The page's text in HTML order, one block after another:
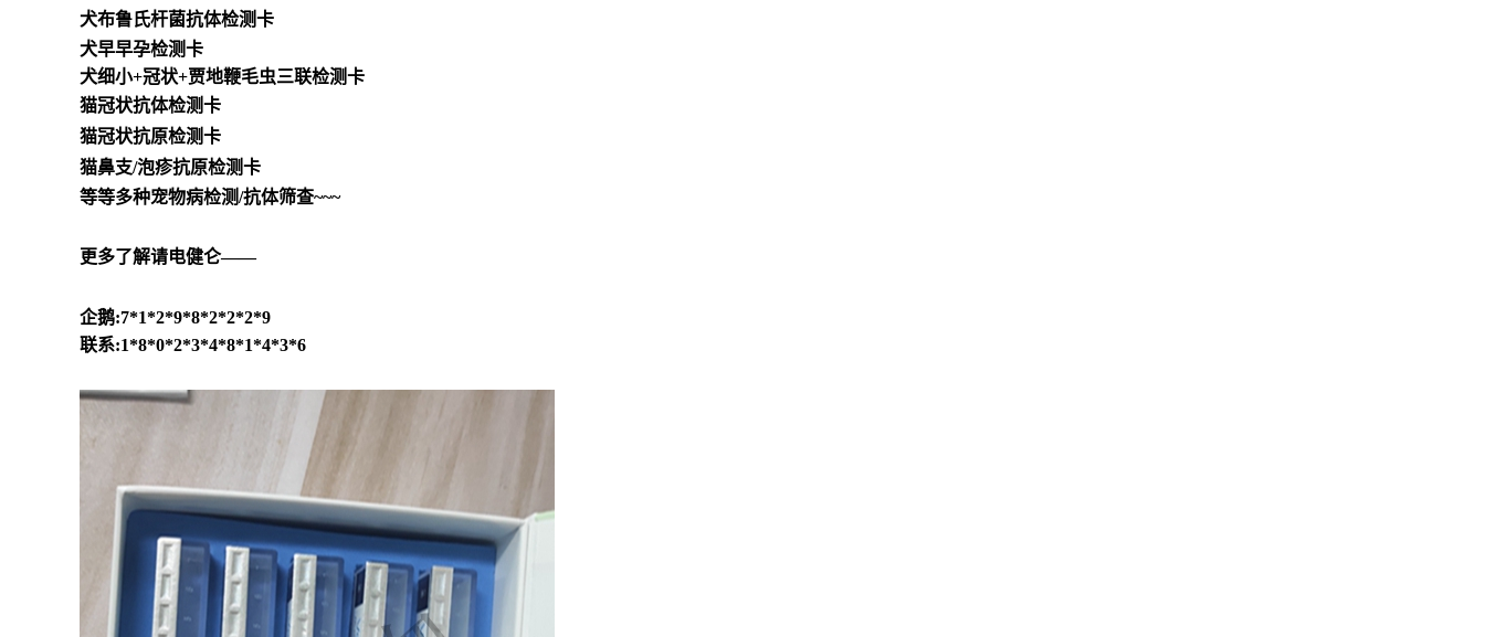
犬布鲁氏杆菌抗体检测卡
犬早早孕检测卡
犬细小+冠状+贾地鞭毛虫三联检测卡
猫冠状抗体检测卡
猫冠状抗原检测卡
猫鼻支/泡疹抗原检测卡
等等多种宠物病检测/抗体筛查~~~
更多了解请电健仑——
企鹅:7*1*2*9*8*2*2*2*9
联系:1*8*0*2*3*4*8*1*4*3*6